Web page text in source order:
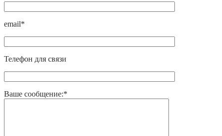
email*
Телефон для связи
Ваше сообщение:*